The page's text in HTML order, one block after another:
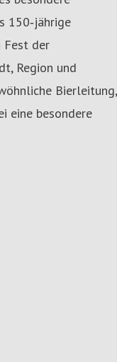
150‑jährige
Fest der
Region und
Bierleitung,
eine besondere